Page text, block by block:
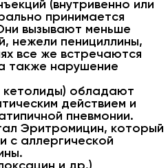
(внутривенно или
принимается
вызывают меньше
нежели пенициллины,
все же встречаются
также нарушение
обладают
действием и
пневмонии.
Эритромицин, который
с аллергической